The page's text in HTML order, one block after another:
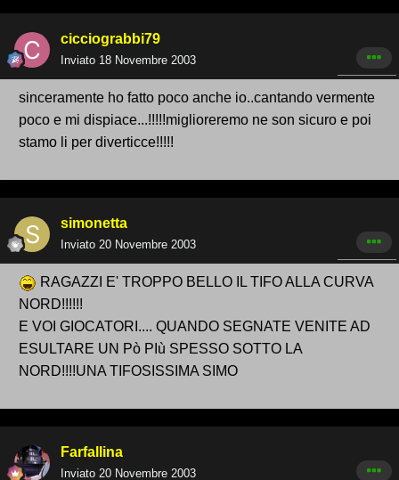
cicciograbbi79
Inviato 18 Novembre 2003
sinceramente ho fatto poco anche io..cantando vermente
poco e mi dispiace...!!!!!miglioreremo ne son sicuro e poi
stamo li per diverticce!!!!!
simonetta
Inviato 20 Novembre 2003
RAGAZZI E' TROPPO BELLO IL TIFO ALLA CURVA
NORD!!!!!!
E VOI GIOCATORI.... QUANDO SEGNATE VENITE AD
ESULTARE UN Pò PIù SPESSO SOTTO LA
NORD!!!!UNA TIFOSISSIMA SIMO
Farfallina
Inviato 20 Novembre 2003